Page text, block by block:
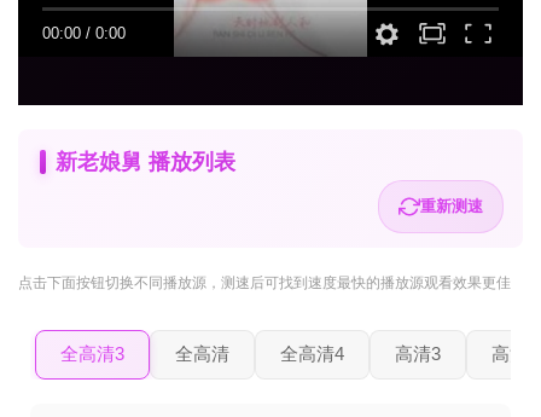
00:00 / 0:00
新老娘舅 播放列表
重新测速
点击下面按钮切换不同播放源 ，测速后可找到速度最快的播放源观看效果更佳
全高清3 全高清 全高清4 高清3 高清2